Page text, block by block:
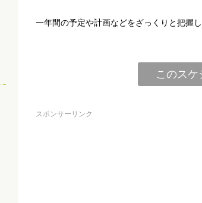
一年間の予定や計画などをざっくりと把握
このスケ
スポンサーリンク